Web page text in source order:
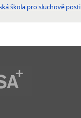
škola pro sluchově